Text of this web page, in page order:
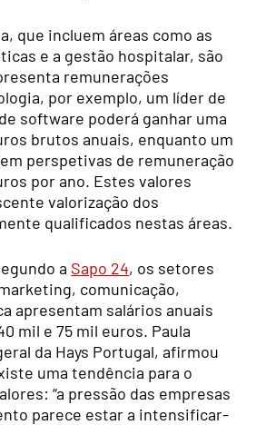
que incluem áreas como as
e a gestão hospitalar, são
remunerações
por exemplo, um líder de
software poderá ganhar uma
brutos anuais, enquanto um
perspetivas de remuneração
por ano. Estes valores
valorização dos
qualificados nestas áreas.
a Sapo 24, os setores
comunicação,
apresentam salários anuais
mil e 75 mil euros. Paula
da Hays Portugal, afirmou
uma tendência para o
“a pressão das empresas
parece estar a intensificar-